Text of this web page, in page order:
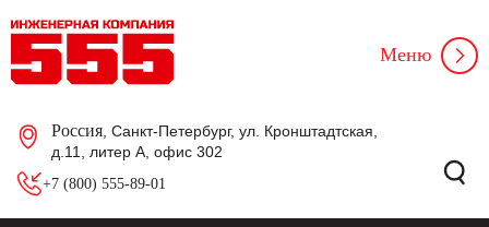
Россия , Санкт-Петербург, ул. Кронштадтская,
д.11, литер А, офис 302
+7 (800) 555-89-01
Меню